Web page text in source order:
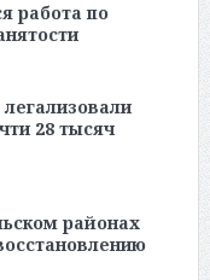
работа по
28 тысяч
районах